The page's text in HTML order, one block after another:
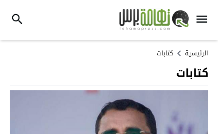
الرئيسية كتابات
كتابات